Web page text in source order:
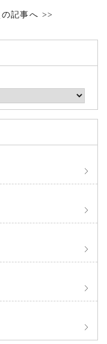
の記事へ >>